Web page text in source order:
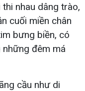
nhau dâng trào,
cuối miền chân
bưng biền, có
những đêm má
cầu như di